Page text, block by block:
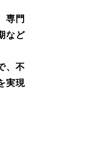
専門
など
、不
実現